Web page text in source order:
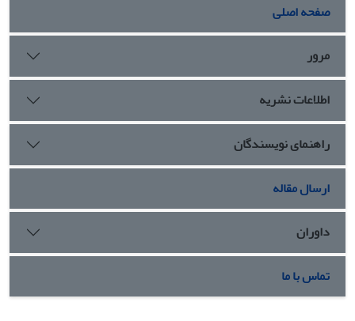
مباحثه و مناظره، مطالعه و تحقیق گروهی، عبادت و ... در بخش‌های
مختلف پیشنهاد شد.
صفحه اصلی
مرور
اطلاعات نشریه
راهنمای نویسندگان
ارسال مقاله
داوران
تماس با ما